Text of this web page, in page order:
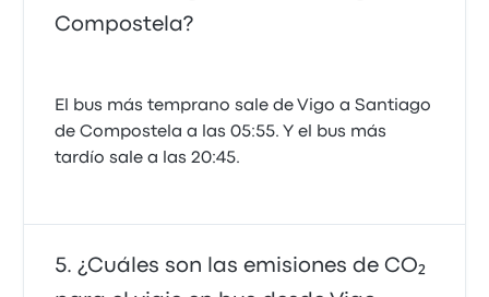
Compostela?
El bus más temprano sale de Vigo a Santiago
de Compostela a las 05:55. Y el bus más
tardío sale a las 20:45.
¿Cuáles son las emisiones de CO₂